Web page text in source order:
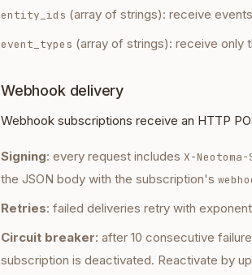
entity_ids (array of strings): receive
event_types (array of strings): receive only
Webhook delivery
Webhook subscriptions receive an HTTP
Signing: every request includes X-
the JSON body with the subscription's
Retries: failed deliveries retry with
Circuit breaker: after 10 consecutive
subscription is deactivated. Reactivate by